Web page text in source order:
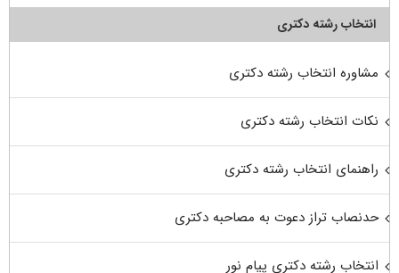
انتخاب رشته دکتری
مشاوره انتخاب رشته دکتری
نکات انتخاب رشته دکتری
راهنمای انتخاب رشته دکتری
حدنصاب تراز دعوت به مصاحبه دکتری
انتخاب رشته دکتری پیام نور